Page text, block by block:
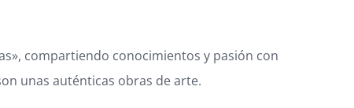
compartiendo conocimientos y pasión con
unas auténticas obras de arte.